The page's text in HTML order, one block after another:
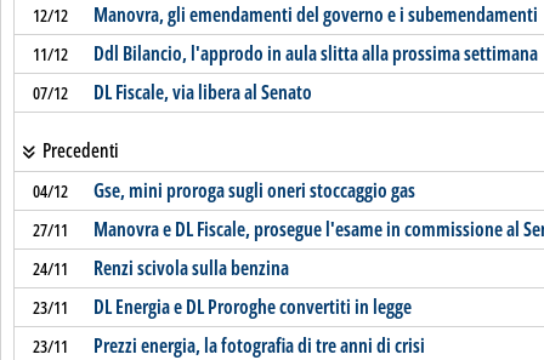
12/12 Manovra, gli emendamenti del governo e i subemendamenti
11/12 Ddl Bilancio, l'approdo in aula slitta alla prossima settimana
07/12 DL Fiscale, via libera al Senato
Precedenti
04/12 Gse, mini proroga sugli oneri stoccaggio gas
27/11 Manovra e DL Fiscale, prosegue l'esame in commissione al
24/11 Renzi scivola sulla benzina
23/11 DL Energia e DL Proroghe convertiti in legge
23/11 Prezzi energia, la fotografia di tre anni di crisi